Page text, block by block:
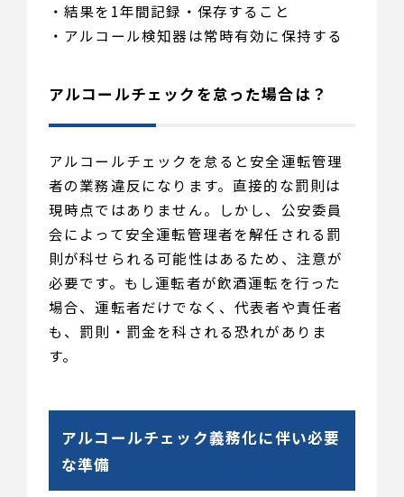
・結果を1年間記録・保存すること
・アルコール検知器は常時有効に保持する
アルコールチェックを怠った場合は？
アルコールチェックを怠ると安全運転管理
者の業務違反になります。直接的な罰則は
現時点ではありません。しかし、公安委員
会によって安全運転管理者を解任される罰
則が科せられる可能性はあるため、注意が
必要です。もし運転者が飲酒運転を行った
場合、運転者だけでなく、代表者や責任者
も、罰則・罰金を科される恐れがありま
す。
アルコールチェック義務化に伴い必要
な準備